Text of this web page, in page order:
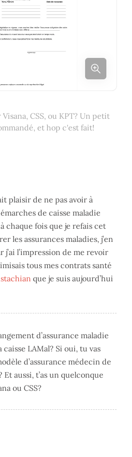
CSS, ou KPT? Un petit
et hop c'est fait!
plaisir de ne pas avoir à
de caisse maladie
chaque fois que je refais cet
les assurances maladies, j’en
j’ai l’impression de me revoir
tous mes contrats santé
que je suis aujourd’hui
d’assurance maladie
LAMal? Si oui, tu vas
d’assurance médecin de
aussi, t’as un quelconque
ou CSS?